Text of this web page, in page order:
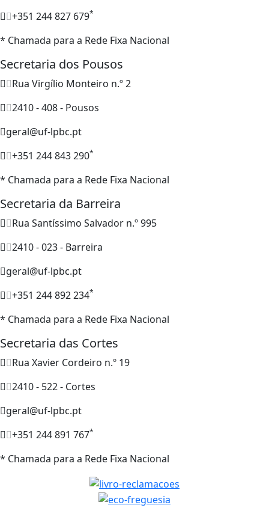
+351 244 827 679*
* Chamada para a Rede Fixa Nacional
Secretaria dos Pousos
Rua Virgílio Monteiro n.º 2
2410 - 408 - Pousos
geral@uf-lpbc.pt
+351 244 843 290*
* Chamada para a Rede Fixa Nacional
Secretaria da Barreira
Rua Santíssimo Salvador n.º 995
2410 - 023 - Barreira
geral@uf-lpbc.pt
+351 244 892 234*
* Chamada para a Rede Fixa Nacional
Secretaria das Cortes
Rua Xavier Cordeiro n.º 19
2410 - 522 - Cortes
geral@uf-lpbc.pt
+351 244 891 767*
* Chamada para a Rede Fixa Nacional